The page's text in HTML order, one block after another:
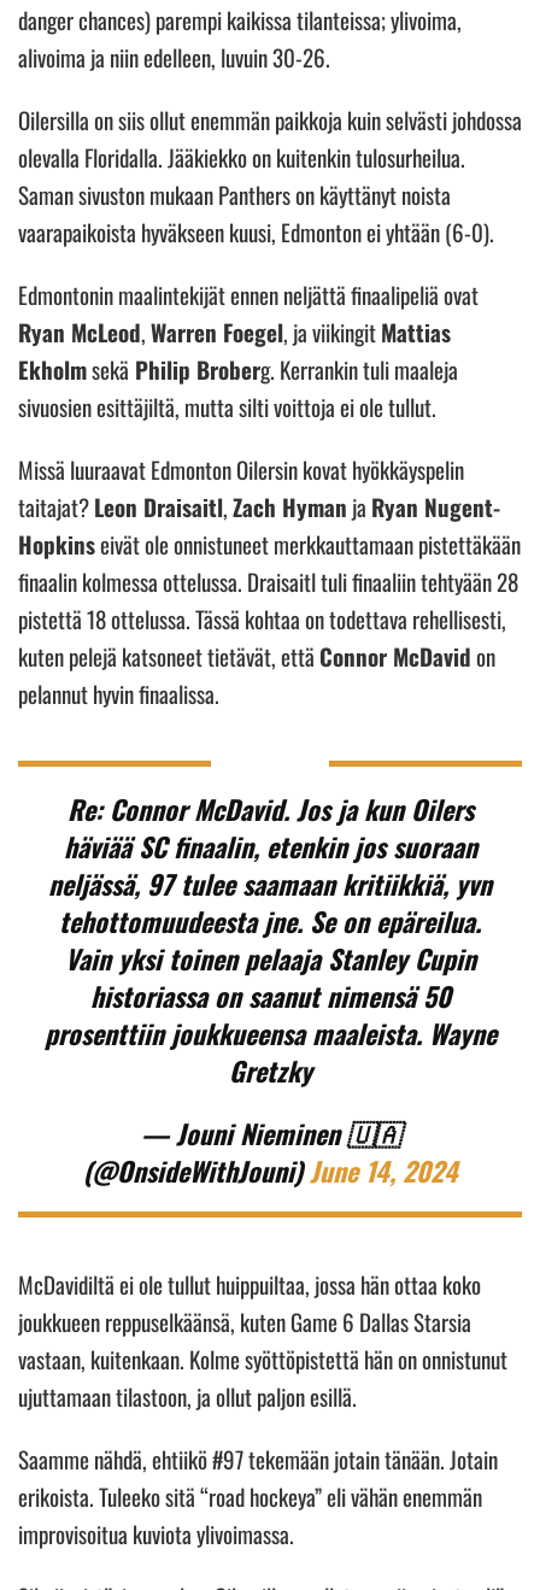
danger chances) parempi kaikissa tilanteissa; ylivoima,
alivoima ja niin edelleen, luvuin 30-26.
Oilersilla on siis ollut enemmän paikkoja kuin selvästi johdossa
olevalla Floridalla. Jääkiekko on kuitenkin tulosurheilua.
Saman sivuston mukaan Panthers on käyttänyt noista
vaarapaikoista hyväkseen kuusi, Edmonton ei yhtään (6-0).
Edmontonin maalintekijät ennen neljättä finaalipeliä ovat
Ryan McLeod,Warren Foegel, ja viikingitMattias
Ekholmsekä Philip Broberg. Kerrankin tuli maaleja
sivuosien esittäjiltä, mutta silti voittoja ei ole tullut.
Missä luuraavat Edmonton Oilersin kovat hyökkäyspelin
taitajat?Leon Draisaitl,Zach Hyman ja Ryan Nugent-
Hopkinseivät ole onnistuneet merkkauttamaan pistettäkään
finaalin kolmessa ottelussa. Draisaitl tuli finaaliin tehtyään 28
pistettä 18 ottelussa. Tässä kohtaa on todettava rehellisesti,
kuten pelejä katsoneet tietävät, että Connor McDavidon
pelannut hyvin finaalissa.
Re: Connor McDavid. Jos ja kun Oilers
häviää SC finaalin, etenkin jos suoraan
neljässä, 97 tulee saamaan kritiikkiä, yvn
tehottomuudeesta jne. Se on epäreilua.
Vain yksi toinen pelaaja Stanley Cupin
historiassa on saanut nimensä 50
prosenttiin joukkueensa maaleista. Wayne
Gretzky
— Jouni Nieminen 🇺🇦
(@OnsideWithJouni)June 14, 2024
McDavidiltä ei ole tullut huippuiltaa, jossa hän ottaa koko
joukkueen reppuselkäänsä, kuten Game 6 Dallas Starsia
vastaan, kuitenkaan. Kolme syöttöpistettä hän on onnistunut
ujuttamaan tilastoon, ja ollut paljon esillä.
Saamme nähdä, ehtiikö #97 tekemään jotain tänään. Jotain
erikoista. Tuleeko sitä “road hockeya” eli vähän enemmän
improvisoitua kuviota ylivoimassa.